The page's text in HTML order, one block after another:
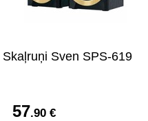
Skaļruņi Sven SPS-619
57.90 €